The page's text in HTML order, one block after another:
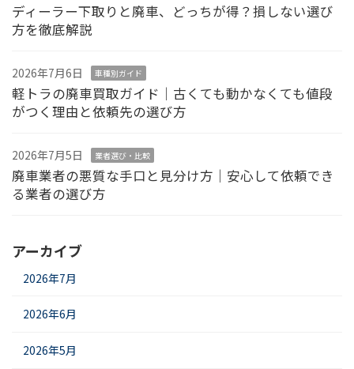
ディーラー下取りと廃車、どっちが得？損しない選び
方を徹底解説
2026年7月6日 車種別ガイド
軽トラの廃車買取ガイド｜古くても動かなくても値段
がつく理由と依頼先の選び方
2026年7月5日 業者選び・比較
廃車業者の悪質な手口と見分け方｜安心して依頼でき
る業者の選び方
アーカイブ
2026年7月
2026年6月
2026年5月